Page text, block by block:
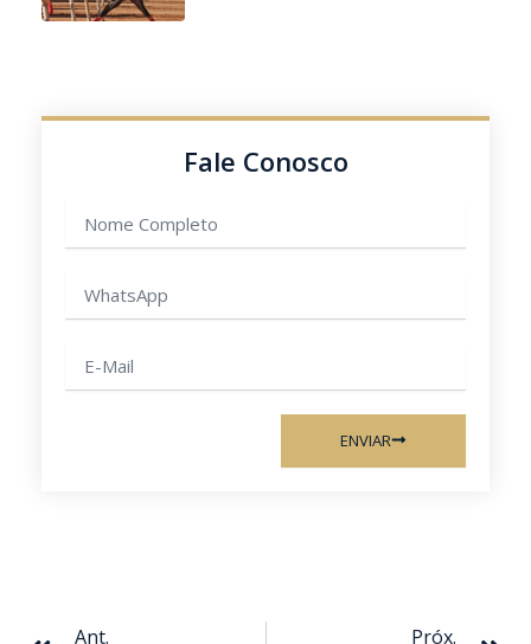
Fale Conosco
completo
mail
ENVIAR
Ant. Próx.